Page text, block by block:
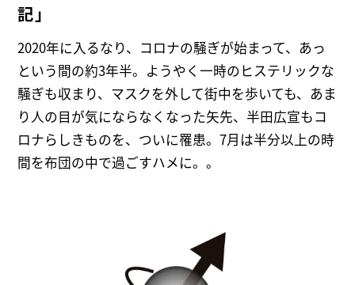
記」
2020年に入るなり、コロナの騒ぎが始まって、あっ
という間の約3年半。ようやく一時のヒステリックな
騒ぎも収まり、マスクを外して街中を歩いても、あま
り人の目が気にならなくなった矢先、半田広宣もコ
ロナらしきものを、ついに罹患。7月は半分以上の時
間を布団の中で過ごすハメに。。